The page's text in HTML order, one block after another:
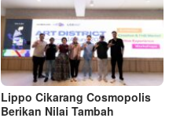
Lippo Cikarang Cosmopolis
Berikan Nilai Tambah